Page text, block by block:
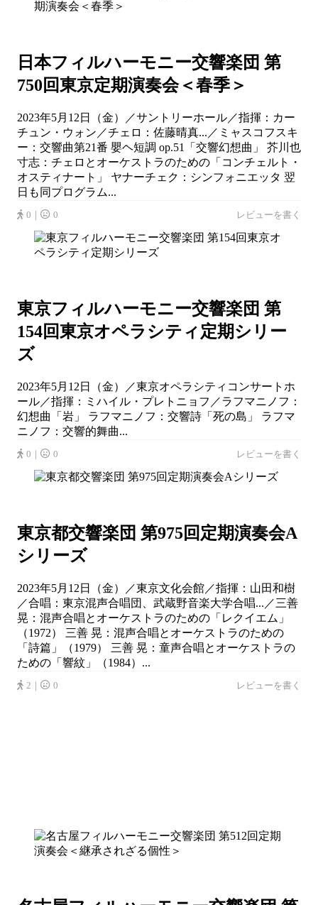
日本フィルハーモニー交響楽団 第
750回東京定期演奏会＜春季＞
2023年5月12日（金）／サントリーホール／指揮：カー
チュン・ウォン／チェロ：佐藤晴真...／ミャスコフスキ
ー：交響曲第21番 嬰ヘ短調 op.51「交響幻想曲」 芥川也
寸志：チェロとオーケストラのための「コンチェルト・
オスティナート」 ヤナーチェク：シンフォニエッタ 翌
日も同プログラム...
0｜ 0 レビューを書く
東京フィルハーモニー交響楽団 第
154回東京オペラシティ定期シリー
ズ
2023年5月12日（金）／東京オペラシティコンサートホ
ール／指揮：ミハイル・プレトニョフ／ラフマニノフ：
幻想曲「岩」 ラフマニノフ：交響詩「死の島」 ラフマ
ニノフ：交響的舞曲...
0｜ 0 レビューを書く
東京都交響楽団 第975回定期演奏会A
シリーズ
2023年5月12日（金）／東京文化会館／指揮：山田和樹
／合唱：東京混声合唱団、武蔵野音楽大学合唱...／三善
晃：混声合唱とオーケストラのための「レクイエム」
（1972） 三善 晃：混声合唱とオーケストラのための
「詩篇」（1979） 三善 晃：童声合唱とオーケストラの
ための「響紋」（1984）...
2｜ 0 レビューを書く